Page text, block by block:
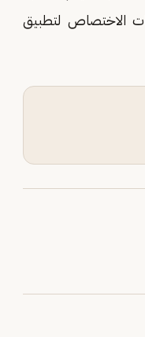
الاختصاص لتطبيق